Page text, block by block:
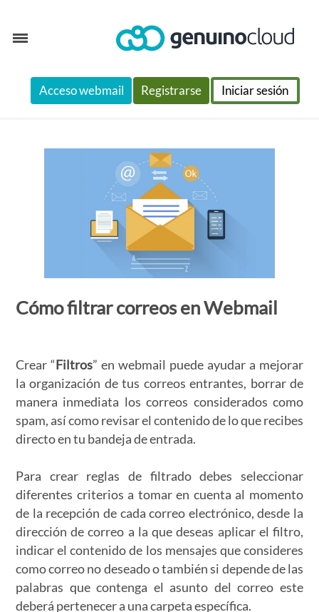
Iniciar sesión
Registrarse
Acceso webmail
Cómo filtrar correos en Webmail
Crear “Filtros” en webmail puede ayudar a mejorar
la organización de tus correos entrantes, borrar de
manera inmediata los correos considerados como
spam, así como revisar el contenido de lo que recibes
directo en tu bandeja de entrada.
Para crear reglas de filtrado debes seleccionar
diferentes criterios a tomar en cuenta al momento
de la recepción de cada correo electrónico, desde la
dirección de correo a la que deseas aplicar el filtro,
indicar el contenido de los mensajes que consideres
como correo no deseado o también si depende de las
palabras que contenga el asunto del correo este
deberá pertenecer a una carpeta específica.